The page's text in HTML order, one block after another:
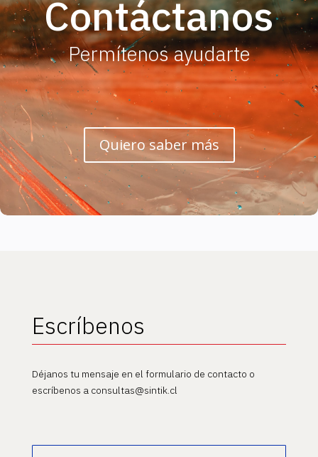
Contáctanos
Permítenos ayudarte
Quiero saber más
Escríbenos
Déjanos tu mensaje en el formulario de contacto o
escríbenos a consultas@sintik.cl